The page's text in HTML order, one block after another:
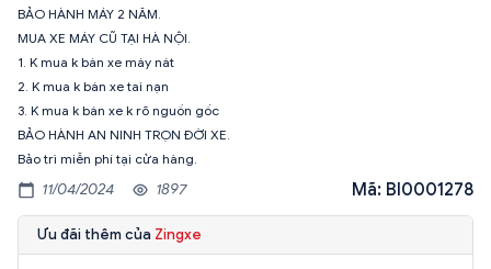
BẢO HÀNH MÁY 2 NĂM.
MUA XE MÁY CŨ TẠI HÀ NỘI.
1. K mua k bán xe máy nát
2. K mua k bán xe tai nạn
3. K mua k bán xe k rõ nguồn gốc
BẢO HÀNH AN NINH TRỌN ĐỜI XE.
Bảo trì miễn phí tại cửa hàng.
11/04/2024 1897 Mã: BI0001278
Ưu đãi thêm của Zingxe